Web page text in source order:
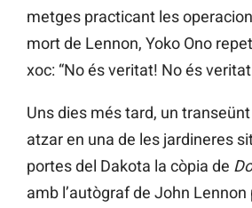
metges practicant les
mort de Lennon, Yoko Ono
xoc: “No és veritat! No és
Uns dies més tard, un
atzar en una de les jardineres
portes del Dakota la còpia de
amb l’autògraf de John